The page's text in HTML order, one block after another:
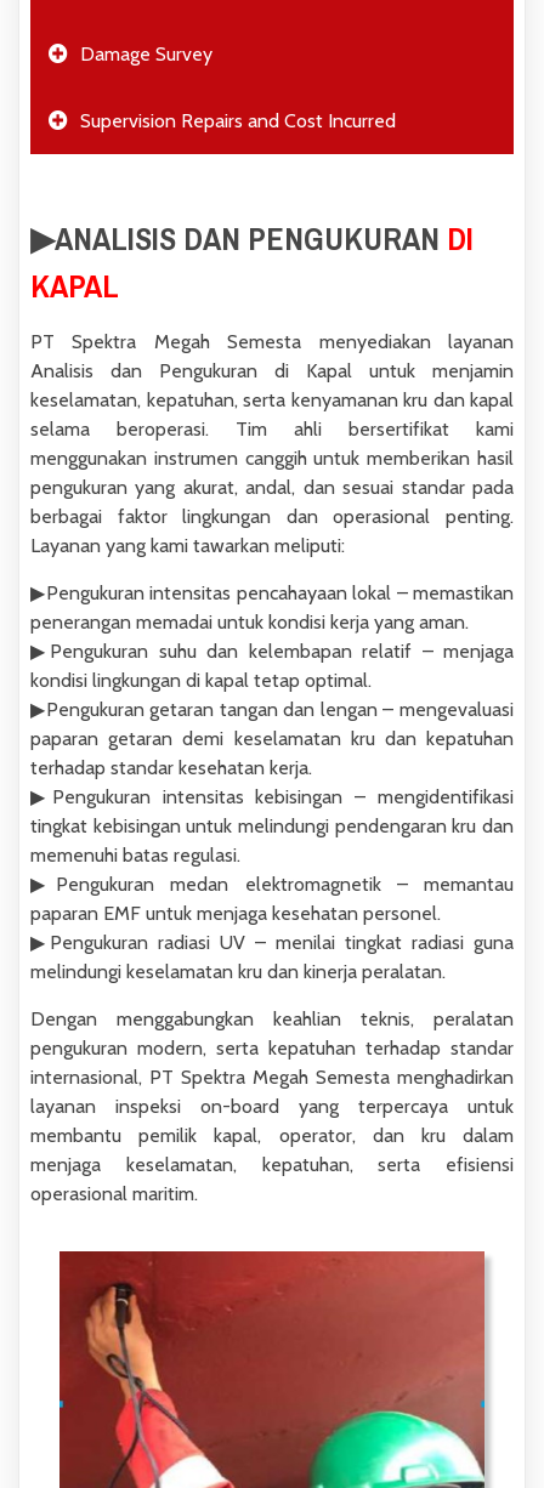
Damage Survey
Supervision Repairs and Cost Incurred
▶︎ANALISIS DAN PENGUKURAN DI
KAPAL
PT Spektra Megah Semesta menyediakan layanan
Analisis dan Pengukuran di Kapal untuk menjamin
keselamatan, kepatuhan, serta kenyamanan kru dan kapal
selama beroperasi. Tim ahli bersertifikat kami
menggunakan instrumen canggih untuk memberikan hasil
pengukuran yang akurat, andal, dan sesuai standar pada
berbagai faktor lingkungan dan operasional penting.
Layanan yang kami tawarkan meliputi:
▶︎Pengukuran intensitas pencahayaan lokal – memastikan
penerangan memadai untuk kondisi kerja yang aman.
▶︎Pengukuran suhu dan kelembapan relatif – menjaga
kondisi lingkungan di kapal tetap optimal.
▶︎Pengukuran getaran tangan dan lengan – mengevaluasi
paparan getaran demi keselamatan kru dan kepatuhan
terhadap standar kesehatan kerja.
▶︎Pengukuran intensitas kebisingan – mengidentifikasi
tingkat kebisingan untuk melindungi pendengaran kru dan
memenuhi batas regulasi.
▶︎Pengukuran medan elektromagnetik – memantau
paparan EMF untuk menjaga kesehatan personel.
▶︎Pengukuran radiasi UV – menilai tingkat radiasi guna
melindungi keselamatan kru dan kinerja peralatan.
Dengan menggabungkan keahlian teknis, peralatan
pengukuran modern, serta kepatuhan terhadap standar
internasional, PT Spektra Megah Semesta menghadirkan
layanan inspeksi on-board yang terpercaya untuk
membantu pemilik kapal, operator, dan kru dalam
menjaga keselamatan, kepatuhan, serta efisiensi
operasional maritim.